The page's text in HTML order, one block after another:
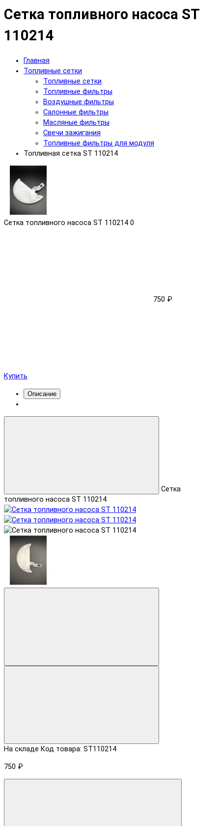
Сетка топливного насоса ST
110214
Главная
Топливные сетки
Топливные сетки
Топливные фильтры
Воздушные фильтры
Салонные фильтры
Масляные фильтры
Свечи зажигания
Топливные фильтры для модуля
Топливная сетка ST 110214
Сетка топливного насоса ST 110214 0
750 ₽
Купить
Описание
Сетка
топливного насоса ST 110214
На складе Код товара: ST110214
750 ₽